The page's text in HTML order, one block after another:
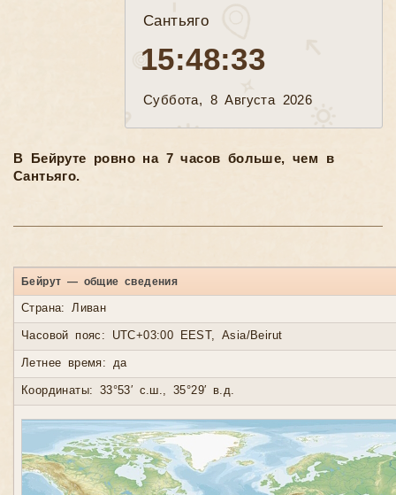
Сантьяго
15:48:35
Суббота, 8 Августа 2026
В Бейруте ровно на 7 часов больше, чем в
Сантьяго.
Бейрут — общие сведения
Страна: Ливан
Часовой пояс: UTC+03:00 EEST, Asia/Beirut
Летнее время: да
Координаты: 33°53′ с.ш., 35°29′ в.д.